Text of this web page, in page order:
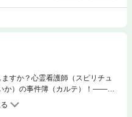
すか？心霊看護師（スピリチュ
か）の事件簿（カルテ）！――S
生と死が交差するこの“最前
強い霊感をもてあましつつ、この